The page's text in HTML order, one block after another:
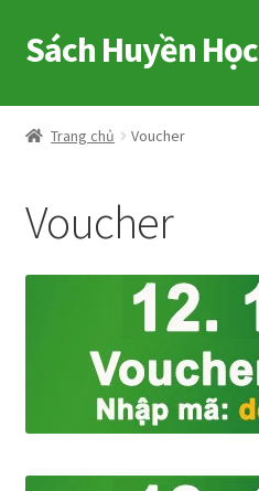
Đi
đến
hướng
Chuyển
đến
dung
Sách Huyền Học
Home
Shop
Voucher
Trang chủ Voucher
Voucher